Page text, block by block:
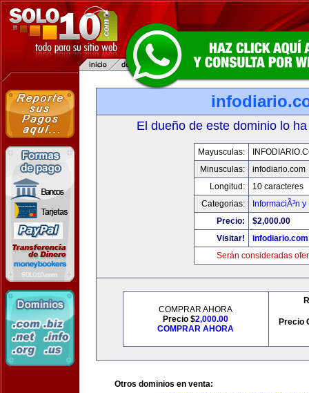
El dueño de este dominio lo
Mayusculas:
Minusculas:
infodiario.com
Longitud:
10 caracteres
Categorias:
InformaciÃ³n
Precio:
$2,000.00
Visitar!
infodiario.com
Serán consideradas
COMPRAR AHORA
Precio $2,000.00
COMPRAR AHORA
Precio
Otros dominios en venta: